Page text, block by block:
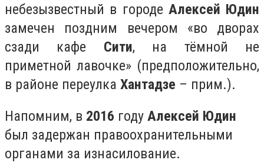
небезызвестный в городе Алексей Юдин
замечен поздним вечером «во дворах
сзади кафе Сити, на тёмной не
приметной лавочке» (предположительно,
в районе переулка Хантадзе – прим.).
Напомним, в 2016 году Алексей Юдин
был задержан правоохранительными
органами за изнасилование.